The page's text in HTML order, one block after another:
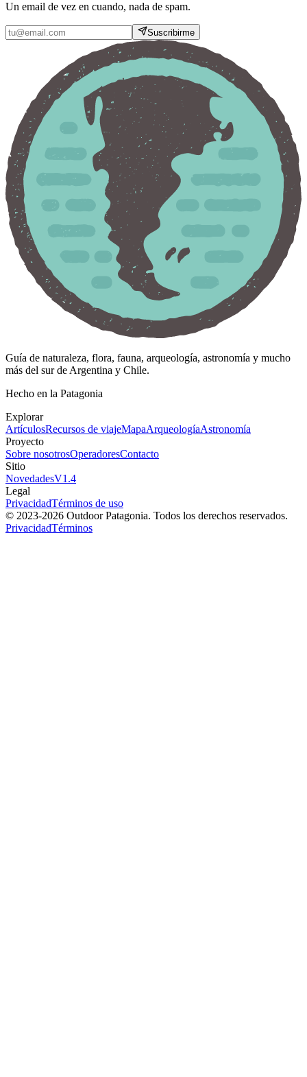
Un email de vez en cuando, nada de spam.
Suscribirme
Guía de naturaleza, flora, fauna, arqueología, astronomía y mucho
más del sur de Argentina y Chile.
Hecho en la Patagonia
Explorar
ArtículosRecursos de viajeMapaArqueologíaAstronomía
Proyecto
Sobre nosotrosOperadoresContacto
Sitio
NovedadesV1.4
Legal
PrivacidadTérminos de uso
© 2023-2026 Outdoor Patagonia. Todos los derechos reservados.
PrivacidadTérminos